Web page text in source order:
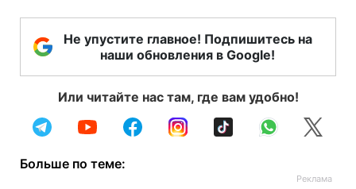
Не упустите главное! Подпишитесь на
наши обновления в Google!
Или читайте нас там, где вам удобно!
Больше по теме: